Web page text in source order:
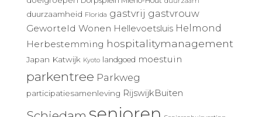
duurzaamheid Florida gastvrij gastvrouw
Geworteld Wonen Hellevoetsluis Helmond
Herbestemming hospitalitymanagement
Japan Katwijk Kyoto landgoed moestuin
parkentree Parkweg
participatiesamenleving RijswijkBuiten